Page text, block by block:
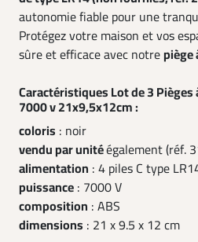
autonomie fiable pour une
Protégez votre maison et vos
sûre et efficace avec notrepiège
Caractéristiques Lot de 3
7000 v 21x9,5x12cm :
coloris : noir
vendu par unitéégalement (réf.
alimentation : 4 piles C type
puissance : 7000 V
composition : ABS
dimensions : 21 x 9.5 x 12 cm